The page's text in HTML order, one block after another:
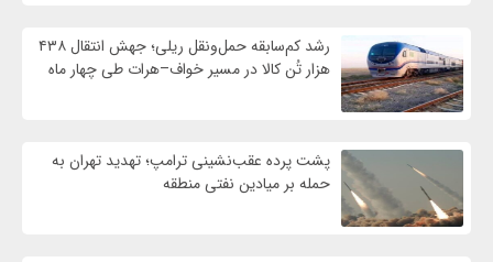
رشد کم‌سابقه حمل‌ونقل ریلی؛ جهش انتقال ۴۳۸
هزار تُن کالا در مسیر خواف–هرات طی چهار ماه
پشت پرده عقب‌نشینی ترامپ؛ تهدید تهران به
حمله بر ميادين نفتی منطقه